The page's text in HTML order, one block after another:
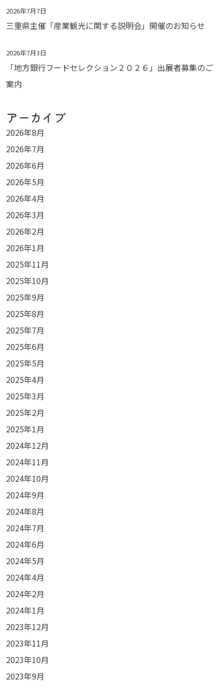
三重県主催「産業観光に関する説明会」開催のお知らせ
2026年7月7日
「地方銀行フードセレクション２０２６」出展者募集のご
案内
2026年7月3日
アーカイブ
2026年8月
2026年7月
2026年6月
2026年5月
2026年4月
2026年3月
2026年2月
2026年1月
2025年11月
2025年10月
2025年9月
2025年8月
2025年7月
2025年6月
2025年5月
2025年4月
2025年3月
2025年2月
2025年1月
2024年12月
2024年11月
2024年10月
2024年9月
2024年8月
2024年7月
2024年6月
2024年5月
2024年4月
2024年2月
2024年1月
2023年12月
2023年11月
2023年10月
2023年9月